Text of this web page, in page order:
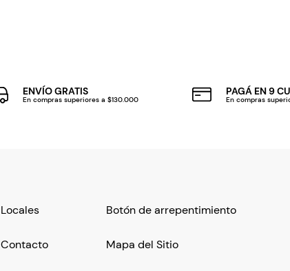
ENVÍO GRATIS
En compras superiores a $130.000
PAGÁ EN 9
En compras
Locales
Contacto
Botón de arrepentimiento
Mapa del Sitio